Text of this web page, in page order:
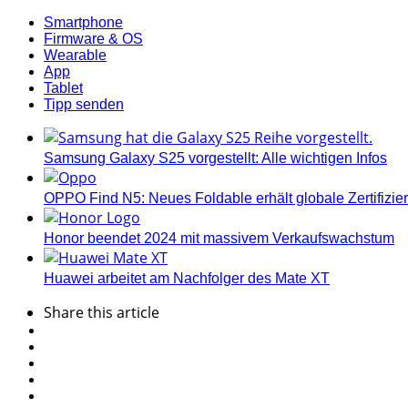
Smartphone
Firmware & OS
Wearable
App
Tablet
Tipp senden
Samsung Galaxy S25 vorgestellt: Alle wichtigen Infos
OPPO Find N5: Neues Foldable erhält globale
Honor beendet 2024 mit massivem Verkaufswachstum
Huawei arbeitet am Nachfolger des Mate XT
Sharethis article